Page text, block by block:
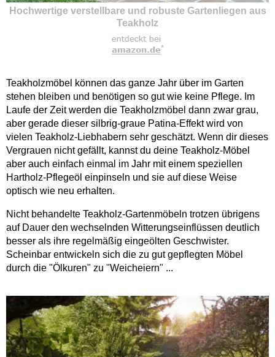
Hochwertige verstellbare und robuste Gartenliegen aus
Teakholz
*
Teakholzmöbel können das ganze Jahr über im Garten
stehen bleiben und benötigen so gut wie keine Pflege. Im
Laufe der Zeit werden die Teakholzmöbel dann zwar grau,
aber gerade dieser silbrig-graue Patina-Effekt wird von
vielen Teakholz-Liebhabern sehr geschätzt. Wenn dir dieses
Vergrauen nicht gefällt, kannst du deine Teakholz-Möbel
aber auch einfach einmal im Jahr mit einem speziellen
Hartholz-Pflegeöl einpinseln und sie auf diese Weise
optisch wie neu erhalten.
Nicht behandelte Teakholz-Gartenmöbeln trotzen übrigens
auf Dauer den wechselnden Witterungseinflüssen deutlich
besser als ihre regelmäßig eingeölten Geschwister.
Scheinbar entwickeln sich die zu gut gepflegten Möbel
durch die "Ölkuren" zu "Weicheiern" ...